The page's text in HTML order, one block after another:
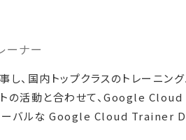
ーナー
国内トップクラスのトレーニング
トの活動と合わせて、Google
ーバルな Google Cloud